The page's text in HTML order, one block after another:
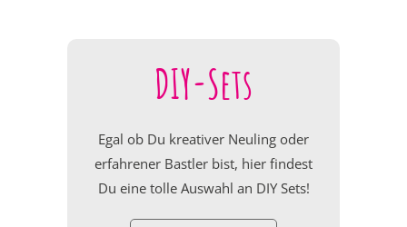
DIY-Sets
Egal ob Du kreativer Neuling oder
erfahrener Bastler bist, hier findest
Du eine tolle Auswahl an DIY Sets!